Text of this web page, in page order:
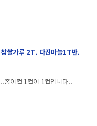
쌀가루 2T. 다진마늘1T반.
종이컵 1컵이 1컵입니다..